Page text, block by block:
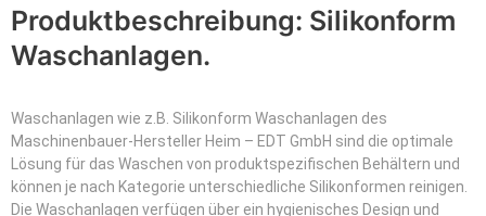
Produktbeschreibung: Silikonform
Waschanlagen.
Waschanlagen wie z.B. Silikonform Waschanlagen des
Maschinenbauer-Hersteller Heim – EDT GmbH sind die optimale
Lösung für das Waschen von produktspezifischen Behältern und
können je nach Kategorie unterschiedliche Silikonformen reinigen.
Die Waschanlagen verfügen über ein hygienisches Design und